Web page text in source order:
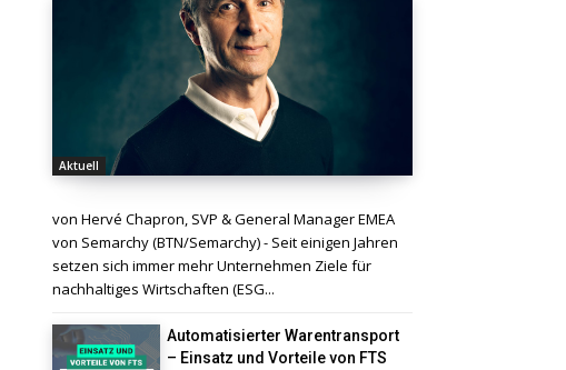
Aktuell
von Hervé Chapron, SVP & General Manager EMEA
von Semarchy (BTN/Semarchy) - Seit einigen Jahren
setzen sich immer mehr Unternehmen Ziele für
nachhaltiges Wirtschaften (ESG...
Automatisierter Warentransport
– Einsatz und Vorteile von FTS